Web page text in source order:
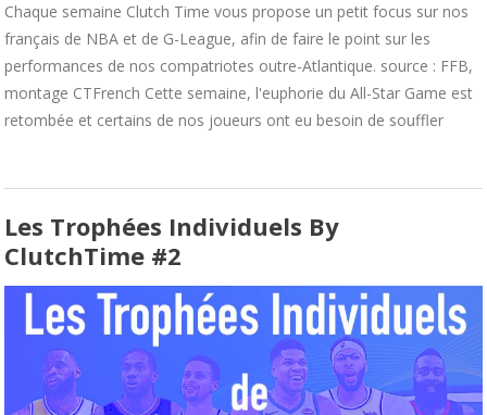
Chaque semaine Clutch Time vous propose un petit focus sur nos
français de NBA et de G-League, afin de faire le point sur les
performances de nos compatriotes outre-Atlantique. source : FFB,
montage CTFrench Cette semaine, l'euphorie du All-Star Game est
retombée et certains de nos joueurs ont eu besoin de souffler
Les Trophées Individuels By
ClutchTime #2